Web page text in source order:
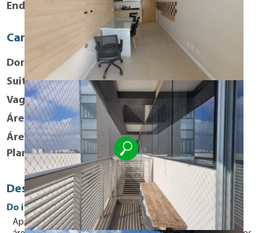
Endereço Avenida: Domingos Odália Filho
Caracteristicas Fisicas
Dormitórios
Suites 0
Vaga 1
Área útil 52 m²
Área Total 111 m²
Planta Baixa
Descrição
Do imóvel
Apartamento com 4 anos de construção, possui 52m2 de